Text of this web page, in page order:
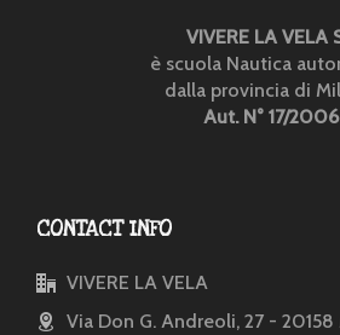
VIVERE LA VELA
è scuola Nautica
dalla provincia di
Aut. N° 17/2006
CONTACT INFO
VIVERE LA VELA
Via Don G. Andreoli, 27 - 20158